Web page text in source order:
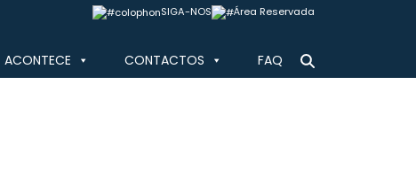
SIGA-NOS Área Reservada
ACONTECE CONTACTOS FAQ